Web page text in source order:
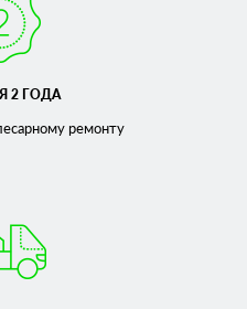
2 ГОДА
ремонту